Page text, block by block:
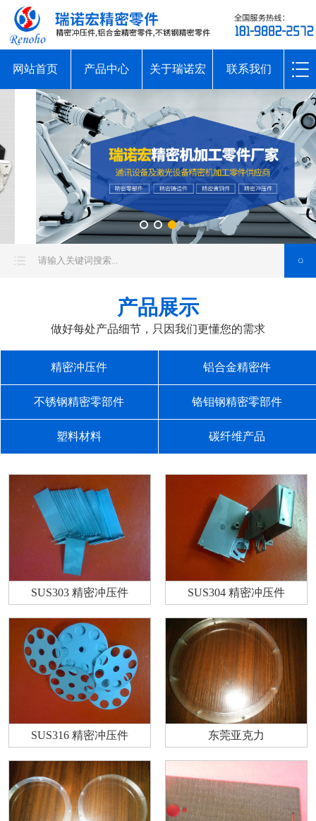
网站首页 产品中心 关于瑞诺宏 联系我们
产品展示
做好每处产品细节，只因我们更懂您的需求
精密冲压件 铝合金精密件
不锈钢精密零部件 铬钼钢精密零部件
塑料材料 碳纤维产品
SUS303 精密冲压件 SUS304 精密冲压件
SUS316 精密冲压件 东莞亚克力